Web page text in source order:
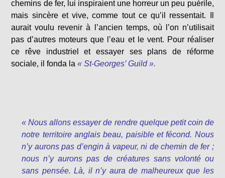
chemins de fer, lui inspiraient une horreur un peu puérile,
mais sincère et vive, comme tout ce qu’il ressentait. Il
aurait voulu revenir à l’ancien temps, où l’on n’utilisait
pas d’autres moteurs que l’eau et le vent. Pour réaliser
ce rêve industriel et essayer ses plans de réforme
sociale, il fonda la « St-Georges’ Guild ».
« Nous allons essayer de rendre quelque petit coin de
notre territoire anglais beau, paisible et fécond. Nous
n’y aurons pas d’engin à vapeur, ni de chemin de fer ;
nous n’y aurons pas de créatures sans volonté ou
sans pensée. Là, il n’y aura de malheureux que les